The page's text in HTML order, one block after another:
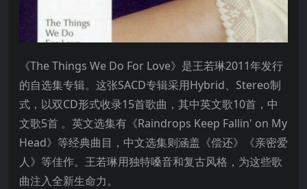
《The Things We Do For Love》是王若琳2011年发行
的自选集专辑。这张SACD专辑采用Hybrid、Stereo制
式，以双CD形式收录15首歌曲，其中英文歌10首，中
文歌5首 。英文选集有《Raindrops Keep Fallin' on My
Head》等经典曲目，中文选集则涵盖《偿还》《亲密爱
人》等佳作。王若琳用独特嗓音和复古风格，为这些歌
曲注入全新生命力。